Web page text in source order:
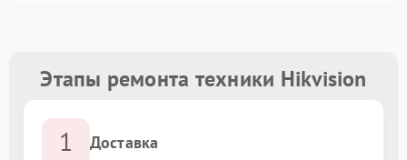
Этапы ремонта техники Hikvision
1 Доставка